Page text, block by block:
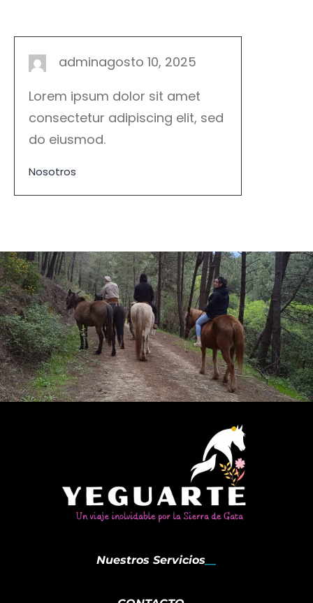
adminagosto 10, 2025
Lorem ipsum dolor sit amet
consectetur adipiscing elit, sed
do eiusmod.
Nosotros
Nuestros Servicios